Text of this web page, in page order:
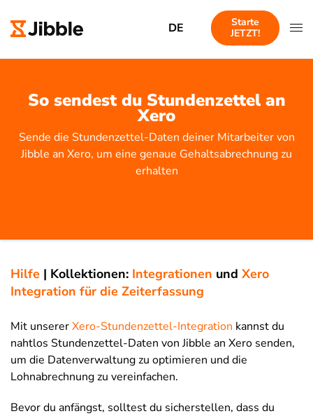
DE
Starte
JETZT!
So sendest du Stundenzettel an
Xero
Sende die Stundenzettel-Daten deiner Mitarbeiter von
Jibble an Xero, um eine genaue Gehaltsabrechnung zu
erhalten
Hilfe | Kollektionen: Integrationen und Xero
Integration für die Zeiterfassung
Mit unsererXero-Stundenzettel-Integration kannst du
nahtlos Stundenzettel-Daten von Jibble an Xero senden,
um die Datenverwaltung zu optimieren und die
Lohnabrechnung zu vereinfachen.
Bevor du anfängst, solltest du sicherstellen, dass du